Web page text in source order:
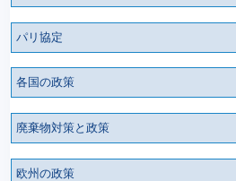
パリ協定
各国の政策
廃棄物対策と政策
欧州の政策